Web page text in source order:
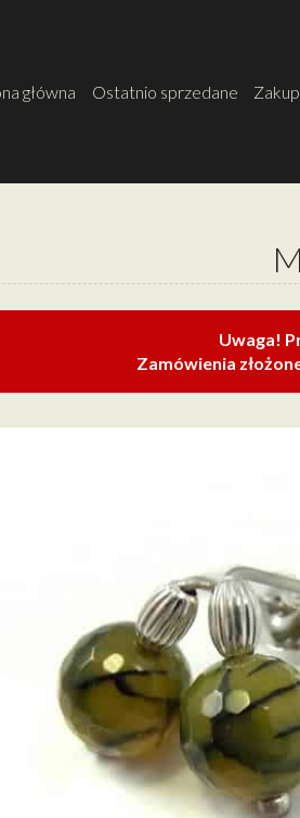
główna Ostatnio sprzedane
Uwaga!
Zamówienia